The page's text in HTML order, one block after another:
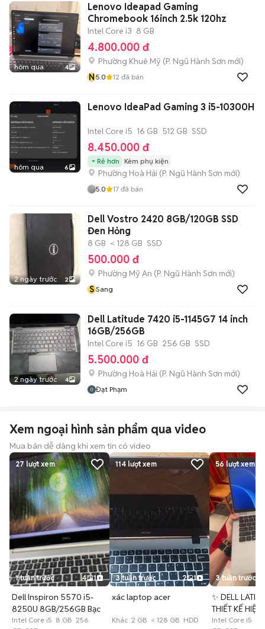
hôm qua 4
Lenovo Ideapad Gaming
Chromebook 16inch 2.5k 120hz
Intel Core i3 8 GB
4.800.000 đ
Phường Khuê Mỹ (P. Ngũ Hành Sơn mới)
N5.0 12 đã bán
hôm qua 6
Lenovo IdeaPad Gaming 3 i5-10300H
Intel Core i5 16 GB 512 GB SSD
8.450.000 đ
Rẻ hơn Kèm phụ kiện
Phường Hoà Hải (P. Ngũ Hành Sơn mới)
5.0 17 đã bán
2 ngày trước 2
Dell Vostro 2420 8GB/120GB SSD
Đen Hỏng
8 GB < 128 GB SSD
500.000 đ
Phường Mỹ An (P. Ngũ Hành Sơn mới)
S Sang
2 ngày trước 4
Dell Latitude 7420 i5-1145G7 14 inch
16GB/256GB
Intel Core i5 16 GB 256 GB SSD
5.500.000 đ
Phường Hoà Hải (P. Ngũ Hành Sơn mới)
Đạt Phạm
Xem ngoại hình sản phẩm qua video
Mua bán dễ dàng khi xem tin có video
27 lượt xem
1 tuần trước 4 1
Dell Inspiron 5570 i5-
8250U 8GB/256GB Bạc
Intel Core i5 8 GB 256
114 lượt xem
3 tuần trước 2 1
xác laptop acer
Khác 2 GB < 128 GB HDD
56lượt xem
3 tuần trước
✨ DELL
THIẾT KẾ
Intel Core i5 8